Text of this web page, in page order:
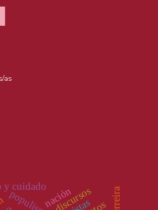
as
discursos
y cuidadonación